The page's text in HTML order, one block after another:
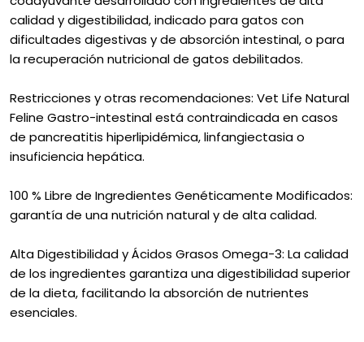
calidad y digestibilidad, indicado para gatos con
dificultades digestivas y de absorción intestinal, o para
la recuperación nutricional de gatos debilitados.
Restricciones y otras recomendaciones: Vet Life Natural
Feline Gastro-intestinal está contraindicada en casos
de pancreatitis hiperlipidémica, linfangiectasia o
insuficiencia hepática.
100 % Libre de Ingredientes Genéticamente Modificados:
garantía de una nutrición natural y de alta calidad.
Alta Digestibilidad y Ácidos Grasos Omega-3: La calidad
de los ingredientes garantiza una digestibilidad superior
de la dieta, facilitando la absorción de nutrientes
esenciales.